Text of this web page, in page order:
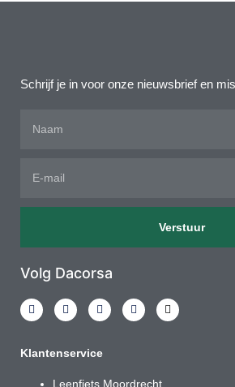
Schrijf je in voor onze nieuwsbrief en
Verstuur
Volg Dacorsa
Klantenservice
Leenfiets Moordrecht